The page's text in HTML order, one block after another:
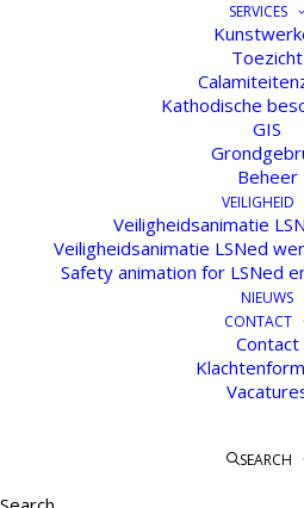
SERVICES
Toezicht
Kathodische
GIS
Beheer
VEILIGHEID
Veiligheidsanimatie
Veiligheidsanimatie LSNed
Safety animation for LSNed
NIEUWS
CONTACT
Contact
SEARCH
oplossingen. Transport
Is veilig, snel en duurzaam
Vermindert wegverkeer
Draagt bij aan een gunstig
Is onzichtbaar en stil
Biedt mogelijkheden voor
ruimtegebruik
We geloven er dan ook in
transport de toekomst
Onze rol hierbij